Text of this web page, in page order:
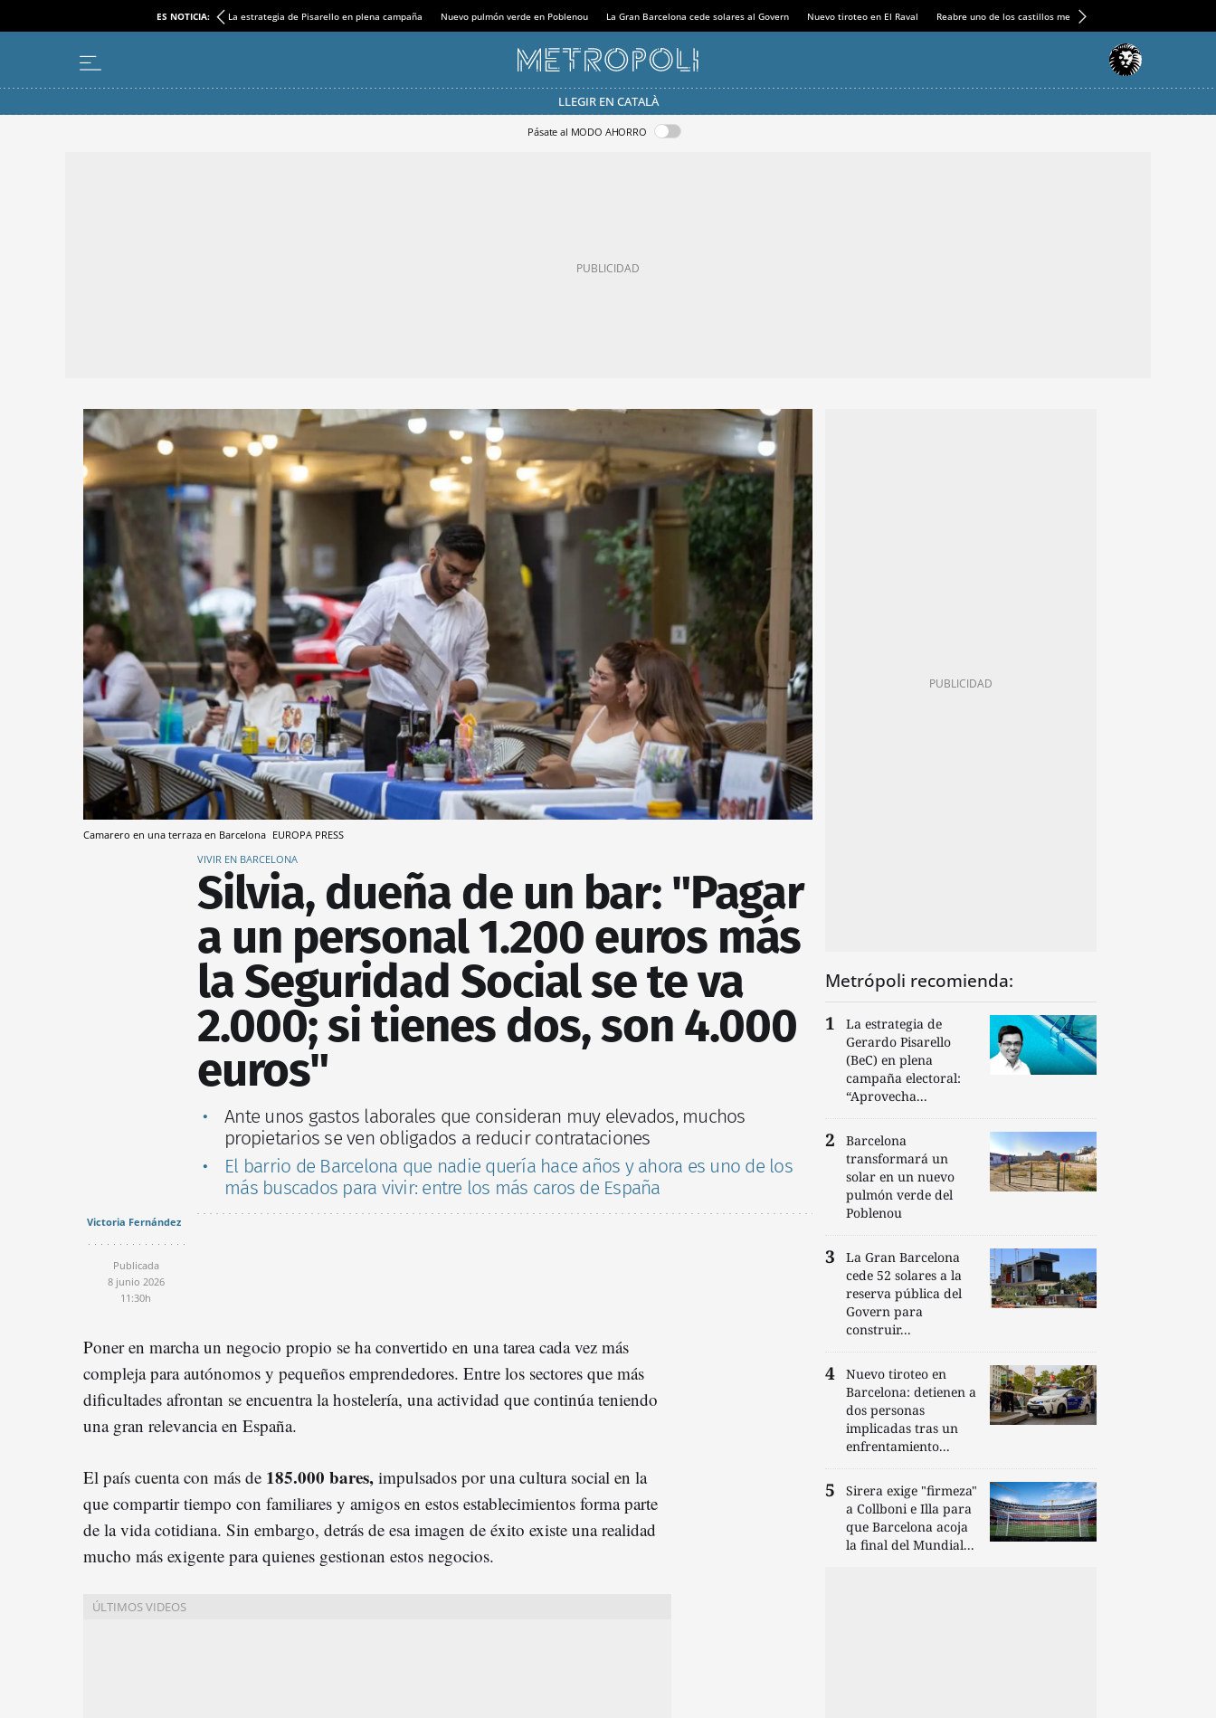
ES NOTICIA: La estrategia de Pisarello en plena campaña Nuevo pulmón verde en Poblenou La Gran Barcelona cede solares al Govern Nuevo tiroteo en El Raval Reabre uno de los castillos medievales más espectaculares
LLEGIR EN CATALÀ
Pásate al MODO AHORRO
Camarero en una terraza en Barcelona EUROPA PRESS
VIVIR EN BARCELONA
Silvia, dueña de un bar: "Pagar
a un personal 1.200 euros más
la Seguridad Social se te va
2.000; si tienes dos, son 4.000
euros"
Ante unos gastos laborales que consideran muy elevados, muchos
propietarios se ven obligados a reducir contrataciones
El barrio de Barcelona que nadie quería hace años y ahora es uno de los
más buscados para vivir: entre los más caros de España
Victoria Fernández
Publicada
8 junio 2026
11:30h
Poner en marcha un negocio propio se ha convertido en una tarea cada vez más
compleja para autónomos y pequeños emprendedores. Entre los sectores que más
dificultades afrontan se encuentra la hostelería, una actividad que continúa teniendo
una gran relevancia en España.
El país cuenta con más de 185.000 bares, impulsados por una cultura social en la
que compartir tiempo con familiares y amigos en estos establecimientos forma parte
de la vida cotidiana. Sin embargo, detrás de esa imagen de éxito existe una realidad
mucho más exigente para quienes gestionan estos negocios.
Metrópoli recomienda:
La estrategia de
Gerardo Pisarello
(BeC) en plena
campaña electoral:
“Aprovecha...
Barcelona
transformará un
solar en un nuevo
pulmón verde del
Poblenou
La Gran Barcelona
cede 52 solares a la
reserva pública del
Govern para
construir...
Nuevo tiroteo en
Barcelona: detienen a
dos personas
implicadas tras un
enfrentamiento...
Sirera exige "firmeza"
a Collboni e Illa para
que Barcelona acoja
la final del Mundial...